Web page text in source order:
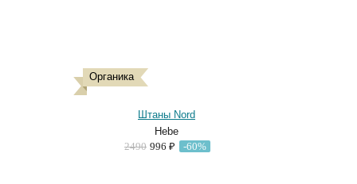
Органика
Штаны Nord
Hebe
2490 996 ₽ -60%